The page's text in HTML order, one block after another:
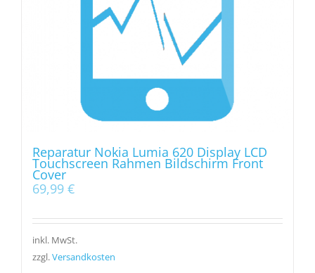
Reparatur Nokia Lumia 620 Display LCD
Touchscreen Rahmen Bildschirm Front
Cover
69,99 €
inkl. MwSt.
zzgl.Versandkosten